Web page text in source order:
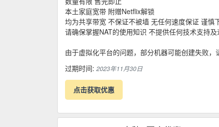
本土家庭宽带 附赠Netflix解锁
均为共享带宽 不保证不被墙 无任何速度保证 谨慎
请确保掌握NAT的使用知识 不提供任何技术支持及
由于虚拟化平台的问题，部分机器可能创建失败，
过期时间: 2023年11月30日
点击获取优惠